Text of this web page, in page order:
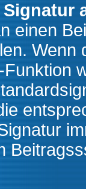
einen
-Funktion